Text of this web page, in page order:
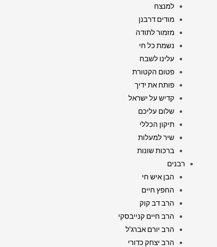
למנצח
מודים דרבנן
מזמור לתודה
נשמת כל חי
עלינו לשבח
פטום הקטורת
פותח את ידיך
קדיש על ישראל
שלום עליכם
תיקון הכללי
שיר למעלות
ברכות שונות
רבנים
הבן איש חי
החפץ חיים
הרב דב קוק
הרב חיים קנייבסקי
הרב יורם אברג'ל
הרב יצחק כדורי